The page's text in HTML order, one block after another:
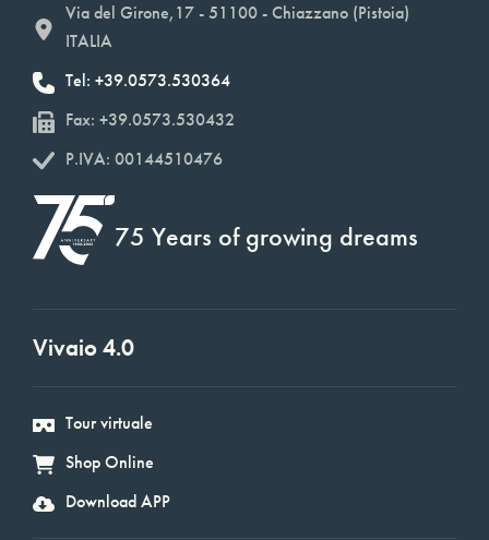
Via del Girone,17 - 51100 - Chiazzano (Pistoia)
ITALIA
Tel: +39.0573.530364
Fax: +39.0573.530432
P.IVA: 00144510476
75 Years of growing dreams
Vivaio 4.0
Tour virtuale
Shop Online
Download APP